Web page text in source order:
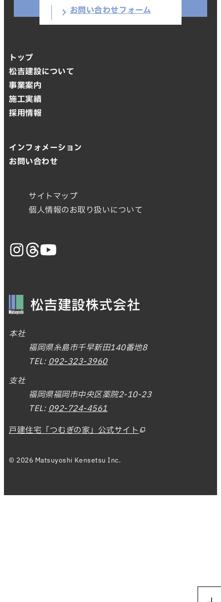
お問い合わせフォーム
トップ
松吉建設について
事業案内
施工実績
採用情報
インフォメーション
お問い合わせ
サイトマップ
個人情報のお取り扱いについて
本社
福岡県糸島市千早新田140番地8
TEL:092-323-3960
支社
福岡県福岡市中央区薬院2-10-23
TEL:092-724-4561
戸建住宅「つむぎの家」公式サイト
© 2026 Matsuyoshi Kensetsu Inc.